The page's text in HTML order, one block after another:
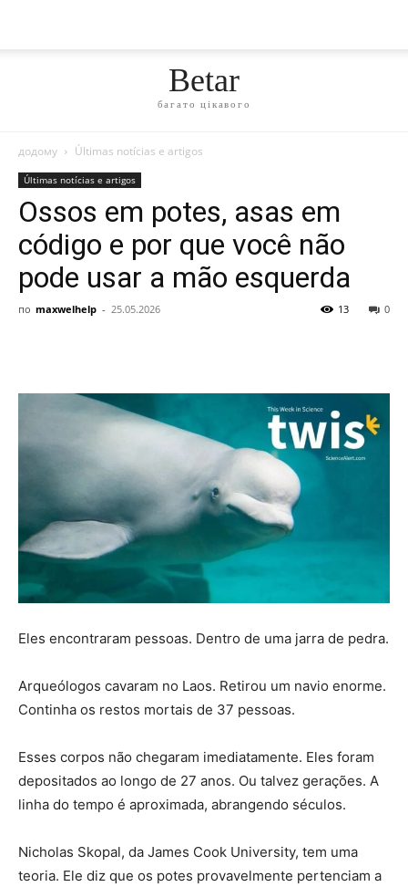
Betar
багато цікавого
додому Últimas notícias e artigos
Últimas notícias e artigos
Ossos em potes, asas em
código e por que você não
pode usar a mão esquerda
по maxwelhelp - 25.05.2026 0
13
Eles encontraram pessoas. Dentro de uma jarra de pedra.
Arqueólogos cavaram no Laos. Retirou um navio enorme.
Continha os restos mortais de 37 pessoas.
Esses corpos não chegaram imediatamente. Eles foram
depositados ao longo de 27 anos. Ou talvez gerações. A
linha do tempo é aproximada, abrangendo séculos.
Nicholas Skopal, da James Cook University, tem uma
teoria. Ele diz que os potes provavelmente pertenciam a